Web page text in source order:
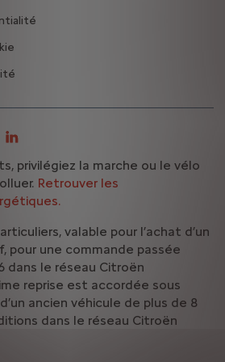
privilégiez la marche ou le vélo
Retrouver les
valable pour l’achat d’un
pour une commande passée
dans le réseau Citroën
reprise est accordée sous
ancien véhicule de plus de 8
dans le réseau Citroën